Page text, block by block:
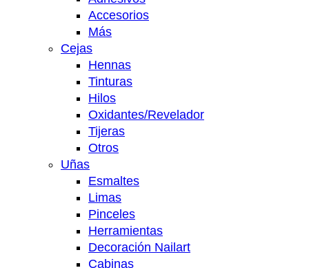
Accesorios
Más
Cejas
Hennas
Tinturas
Hilos
Oxidantes/Revelador
Tijeras
Otros
Uñas
Esmaltes
Limas
Pinceles
Herramientas
Decoración Nailart
Cabinas